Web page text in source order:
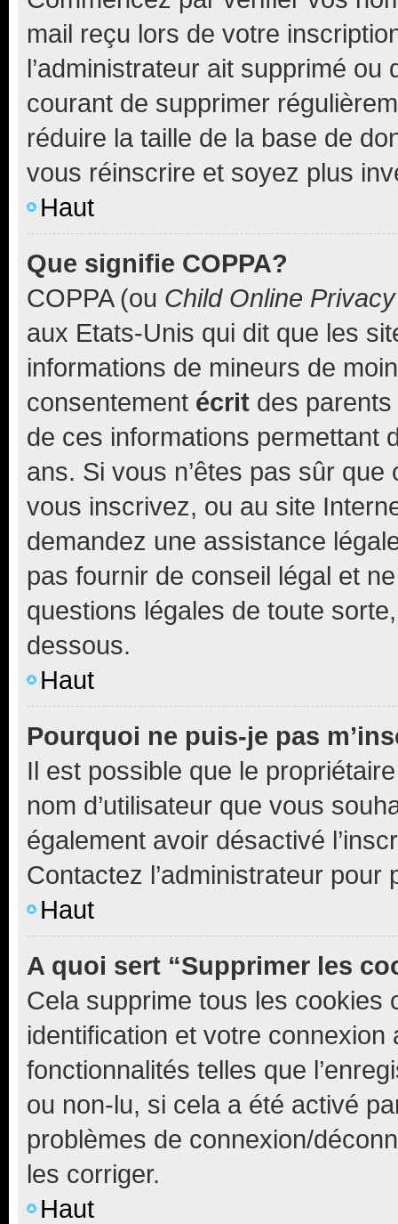
mail reçu lors de votre
l’administrateur ait supprimé
courant de supprimer
réduire la taille de la base de
vous réinscrire et soyez plus
Haut
Que signifie COPPA?
COPPA (ou Child Online
aux Etats-Unis qui dit que les
informations de mineurs de
consentement écrit des parents
de ces informations permettant
ans. Si vous n’êtes pas sûr
vous inscrivez, ou au site
demandez une assistance
pas fournir de conseil légal et
questions légales de toute
dessous.
Haut
Pourquoi ne puis-je pas
Il est possible que le
nom d’utilisateur que vous
également avoir désactivé
Contactez l’administrateur
Haut
A quoi sert “Supprimer les
Cela supprime tous les cookies
identification et votre
fonctionnalités telles que
ou non-lu, si cela a été activé
problèmes de connexion/
les corriger.
Haut